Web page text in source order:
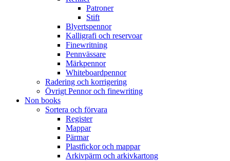
Patroner
Stift
Blyertspennor
Kalligrafi och reservoar
Finewritning
Pennvässare
Märkpennor
Whiteboardpennor
Radering och korrigering
Övrigt Pennor och finewriting
Non books
Sortera och förvara
Register
Mappar
Pärmar
Plastfickor och mappar
Arkivpärm och arkivkartong